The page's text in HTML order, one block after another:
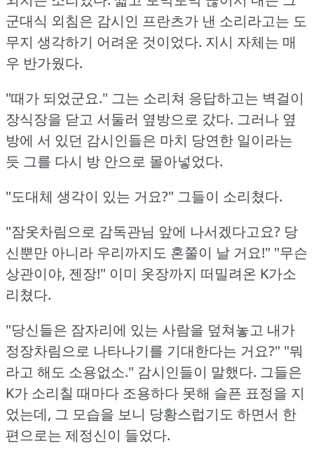
군대식 외침은 감시인 프란츠가 낸 소리라고는 도
무지 생각하기 어려운 것이었다. 지시 자체는 매
우 반가웠다.
"때가 되었군요." 그는 소리쳐 응답하고는 벽걸이
장식장을 닫고 서둘러 옆방으로 갔다. 그러나 옆
방에 서 있던 감시인들은 마치 당연한 일이라는
듯 그를 다시 방 안으로 몰아넣었다.
"도대체 생각이 있는 거요?" 그들이 소리쳤다.
"잠옷차림으로 감독관님 앞에 나서겠다고요? 당
신뿐만 아니라 우리까지도 혼쭐이 날 거요!" "무슨
상관이야, 젠장!" 이미 옷장까지 떠밀려온 K가소
리쳤다.
"당신들은 잠자리에 있는 사람을 덮쳐놓고 내가
정장차림으로 나타나기를 기대한다는 거요?" "뭐
라고 해도 소용없소." 감시인들이 말했다. 그들은
K가 소리칠 때마다 조용하다 못해 슬픈 표정을 지
었는데, 그 모습을 보니 당황스럽기도 하면서 한
편으로는 제정신이 들었다.